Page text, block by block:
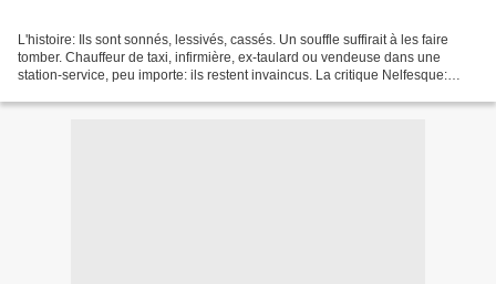
L'histoire: Ils sont sonnés, lessivés, cassés. Un souffle suffirait à les faire
tomber. Chauffeur de taxi, infirmière, ex-taulard ou vendeuse dans une
station-service, peu importe: ils restent invaincus. La critique Nelfesque: